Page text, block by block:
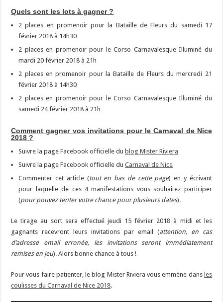
Quels sont les lots à gagner ?
2 places en promenoir pour la Bataille de Fleurs du samedi 17
février 2018 à 14h30
2 places en promenoir pour le Corso Carnavalesque Illuminé du
mardi 20 février 2018 à 21h
2 places en promenoir pour la Bataille de Fleurs du mercredi 21
février 2018 à 14h30
2 places en promenoir pour le Corso Carnavalesque Illuminé du
samedi 24 février 2018 à 21h
Comment gagner vos invitations pour le Carnaval de Nice
2018 ?
Suivre la page Facebook officielle du blog Mister Riviera
Suivre la page Facebook officielle duCarnaval de Nice
Commenter cet article (tout en bas de cette page) en y écrivant
pour laquelle de ces 4 manifestations vous souhaitez participer
(pour pouvez tenter votre chance pour plusieurs dates).
Le tirage au sort sera effectué jeudi 15 février 2018 à midi et les
gagnants recevront leurs invitations par email (attention, en cas
d’adresse email erronée, les invitations seront immédiatement
remises en jeu). Alors bonne chance à tous !
Pour vous faire patienter, le blog Mister Riviera vous emmène dans les
coulisses du Carnaval de Nice 2018.